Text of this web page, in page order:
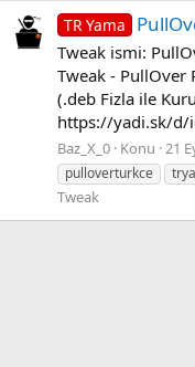
TR Yama
Tweak ismi:
Tweak - PullOver
(.deb Fizla ile
https://yadi.sk/d/
Baz_X_0 Konu 21
pulloverturkce
Tweak